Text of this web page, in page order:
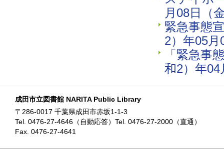
月08日（
緊急事態
2）年05
「緊急事
和2）年04
成田市立図書館 NARITA Public Library
〒286-0017 千葉県成田市赤坂1-1-3
Tel. 0476-27-4646（自動応答）Tel. 0476-27-2000（直通）
Fax. 0476-27-4641